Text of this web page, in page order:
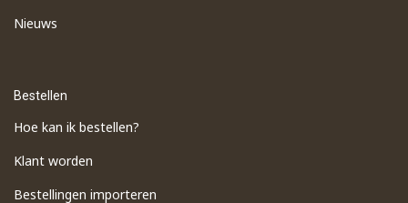
Nieuws
Bestellen
Hoe kan ik bestellen?
Klant worden
Bestellingen importeren